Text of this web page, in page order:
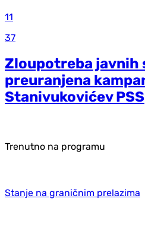
11
37
Zloupotreba javnih
preuranjena
Stanivukovićev PSS
Trenutno na programu
Stanje na graničnim prelazima